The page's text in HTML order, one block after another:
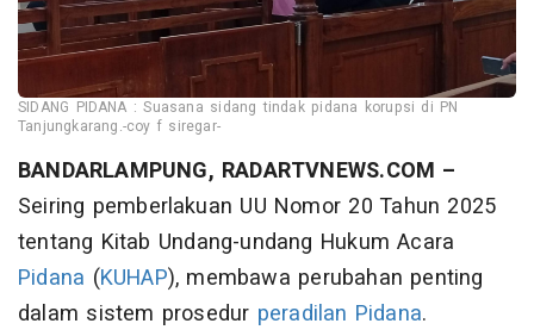
SIDANG PIDANA : Suasana sidang tindak pidana korupsi di PN
Tanjungkarang.-coy f siregar-
BANDARLAMPUNG, RADARTVNEWS.COM –
Seiring pemberlakuan UU Nomor 20 Tahun 2025
tentang Kitab Undang-undang Hukum Acara
Pidana (KUHAP), membawa perubahan penting
dalam sistem prosedur peradilan Pidana.